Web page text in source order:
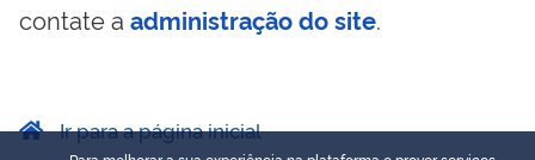
contate a administração do site.
Ir para a página inicial